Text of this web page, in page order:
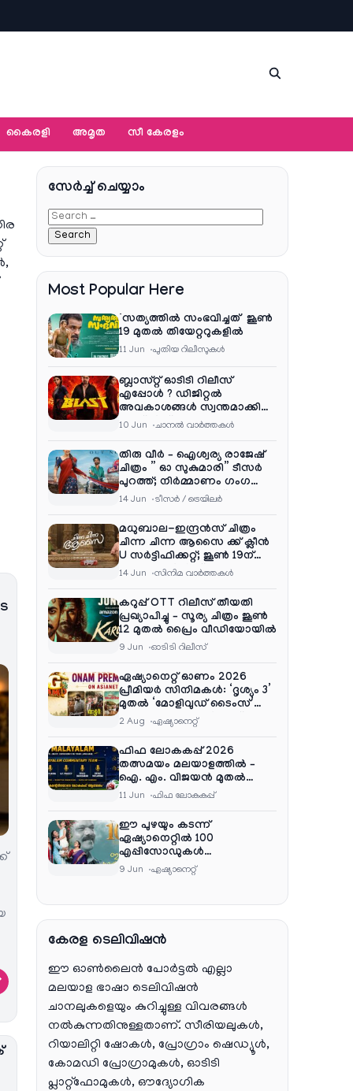
കൈരളി അമൃത സീ കേരളം
സേര്‍ച്ച്‌ ചെയ്യാം
Most Popular Here
‘സത്യത്തിൽ സംഭവിച്ചത്’ ജൂൺ
19 മുതൽ തിയേറ്ററുകളിൽ
11 Jun പുതിയ റിലീസുകള്‍
ബ്ലാസ്റ്റ് ഓടിടി റിലീസ്
എപ്പോൾ ? ഡിജിറ്റൽ
അവകാശങ്ങൾ സ്വന്തമാക്കി
നെറ്റ്ഫ്ലിക്സ്
10 Jun ചാനല്‍ വാര്‍ത്തകള്‍
തിരു വീർ – ഐശ്വര്യ രാജേഷ്
ചിത്രം ” ഓ സുകുമാരി” ടീസർ
പുറത്ത്; നിർമ്മാണം ഗംഗ
എന്റർടൈൻമെന്റ്‌സ്
14 Jun ടീസര്‍ / ട്രെയിലര്‍
മധുബാല-ഇന്ദ്രൻസ് ചിത്രം
ചിന്ന ചിന്ന ആസൈ ക്ക് ക്ലീൻ
U സർട്ടിഫിക്കറ്റ്; ജൂൺ 19ന്
ആഗോള റിലീസ്
14 Jun സിനിമ വാര്‍ത്തകള്‍
കറുപ്പ് OTT റിലീസ് തീയതി
പ്രഖ്യാപിച്ചു – സൂര്യ ചിത്രം ജൂൺ
12 മുതൽ പ്രൈം വീഡിയോയിൽ
9 Jun ഓടിടി റിലീസ്
ഏഷ്യാനെറ്റ് ഓണം 2026
പ്രീമിയർ സിനിമകൾ: ‘ദൃശ്യം 3’
മുതൽ ‘മോളിവുഡ് ടൈംസ്’
വരെ ആഘോഷ വിരുന്ന്
2 Aug ഏഷ്യാനെറ്റ്‌
ഫിഫ ലോകകപ്പ് 2026
തത്സമയം മലയാളത്തിൽ –
ഐ. എം. വിജയൻ മുതൽ
ഷൈജു ദാമോദരൻ വരെ
11 Jun ഫിഫ ലോകകപ്പ്
ഈ പുഴയും കടന്ന്
ഏഷ്യാനെറ്റിൽ 100
എപ്പിസോഡുകൾ
പൂർത്തിയാക്കി , സംപ്രേഷണം
9 Jun ഏഷ്യാനെറ്റ്‌
കേരള ടെലിവിഷൻ
ഈ ഓൺലൈൻ പോർട്ടൽ എല്ലാ
മലയാള ഭാഷാ ടെലിവിഷൻ
ചാനലുകളെയും കുറിച്ചുള്ള വിവരങ്ങൾ
നൽകുന്നതിനുള്ളതാണ്. സീരിയലുകൾ,
റിയാലിറ്റി ഷോകൾ, പ്രോഗ്രാം ഷെഡ്യൂൾ,
കോമഡി പ്രോഗ്രാമുകൾ, ഓടിടി
പ്ലാറ്റ്‌ഫോമുകൾ, ഔദ്യോഗിക